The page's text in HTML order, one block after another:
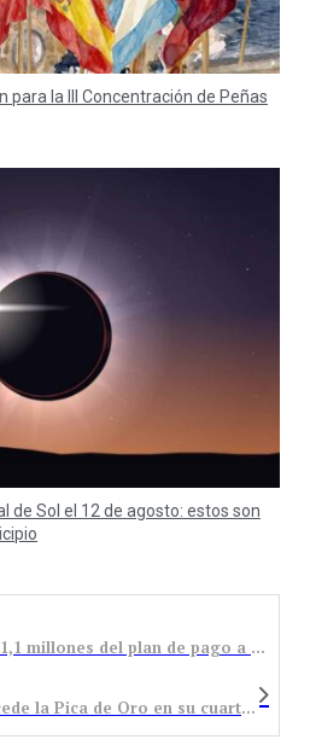
para la III Concentración de Peñas
de Sol el 12 de agosto: estos son
El Ayuntamiento cancela 1,1 millones del plan de pago a proveedores que permitirá rebajar el IBI y adquirir la finca del notario
Carqueixa del Bierzo concede la Pica de Oro en su cuarta edición, a título póstumo, al pintor Andrés Viloria